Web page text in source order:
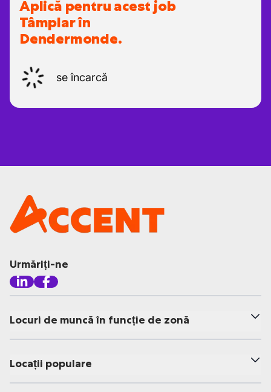
Aplică pentru acest job
Tâmplar în
Dendermonde.
se încarcă
Urmăriți-ne
Locuri de muncă în funcție de zonă
Locații populare